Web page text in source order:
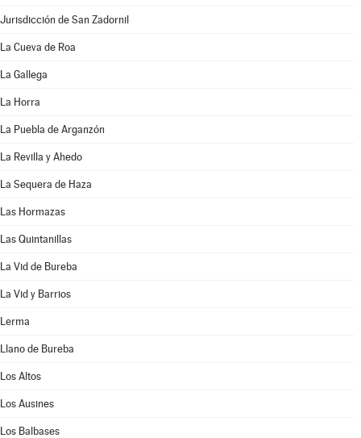
Jurisdicción de San Zadornil
La Cueva de Roa
La Gallega
La Horra
La Puebla de Arganzón
La Revilla y Ahedo
La Sequera de Haza
Las Hormazas
Las Quintanillas
La Vid de Bureba
La Vid y Barrios
Lerma
Llano de Bureba
Los Altos
Los Ausines
Los Balbases